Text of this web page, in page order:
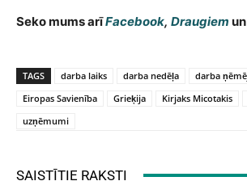
Seko mums arīFacebook, Draugiem un
TAGS darba laiks darba nedēļa
darba
Eiropas Savienība
Grieķija Kirjaks Micotakis
uzņēmumi
SAISTĪTIE RAKSTI